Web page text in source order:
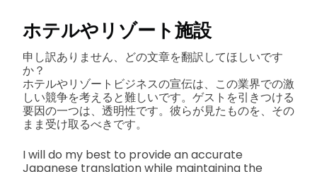
ホテルやリゾート施設
申し訳ありません、どの文章を翻訳してほしいです
か？
ホテルやリゾートビジネスの宣伝は、この業界での激
しい競争を考えると難しいです。ゲストを引きつける
要因の一つは、透明性です。彼らが見たものを、その
まま受け取るべきです。
I will do my best to provide an accurate
Japanese translation while maintaining the